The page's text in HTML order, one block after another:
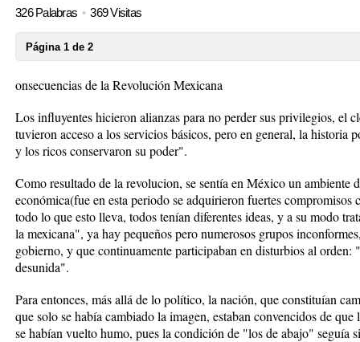
326 Palabras
369 Visitas
Página 1 de 2
onsecuencias de la Revolución Mexicana
Los influyentes hicieron alianzas para no perder sus privilegios, el
tuvieron acceso a los servicios básicos, pero en general, la historia
y los ricos conservaron su poder".
Como resultado de la revolucion, se sentía en México un ambiente
económica(fue en esta periodo se adquirieron fuertes compromisos
todo lo que esto lleva, todos tenían diferentes ideas, y a su modo
la mexicana", ya hay pequeños pero numerosos grupos
gobierno, y que continuamente participaban en disturbios al orden:
desunida".
Para entonces, más allá de lo político, la nación, que constituían
que solo se había cambiado la imagen, estaban convencidos de
se habían vuelto humo, pues la condición de "los de abajo" seguía